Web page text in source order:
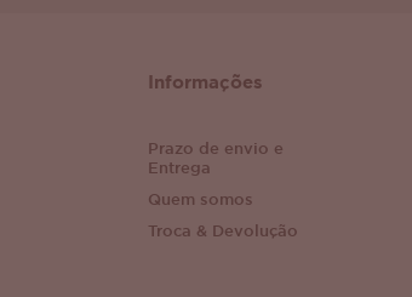
Informações
Prazo de envio e
Entrega
Quem somos
Troca & Devolução